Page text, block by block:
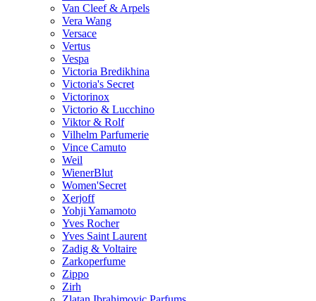
Van Cleef & Arpels
Vera Wang
Versace
Vertus
Vespa
Victoria Bredikhina
Victoria's Secret
Victorinox
Victorio & Lucchino
Viktor & Rolf
Vilhelm Parfumerie
Vince Camuto
Weil
WienerBlut
Women'Secret
Xerjoff
Yohji Yamamoto
Yves Rocher
Yves Saint Laurent
Zadig & Voltaire
Zarkoperfume
Zippo
Zirh